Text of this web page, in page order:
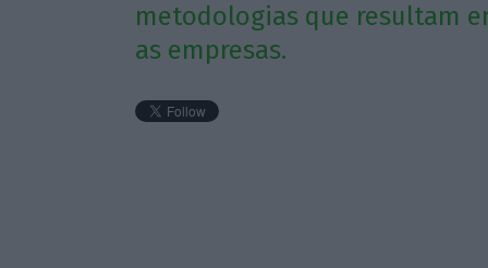
metodologias que resultam
as empresas.